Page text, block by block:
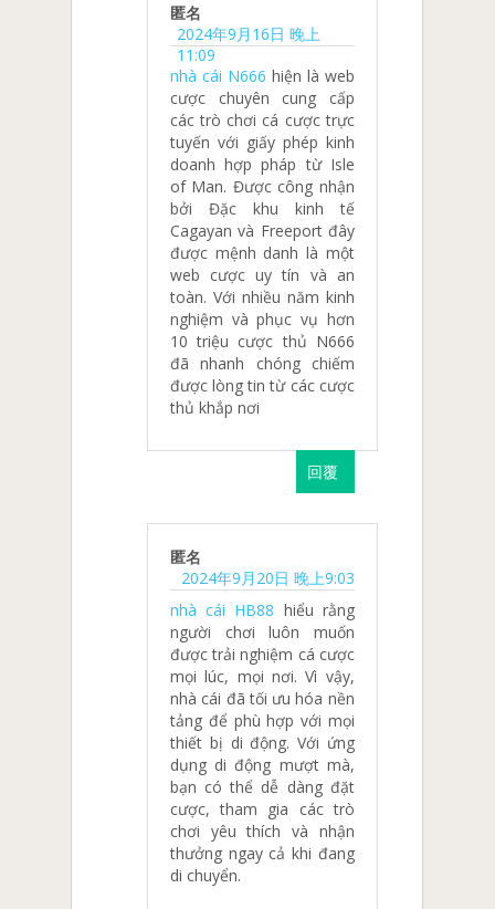
匿名
2024年9月16日 晚上
11:09
nhà cái N666 hiện là web
cược chuyên cung cấp
các trò chơi cá cược trực
tuyến với giấy phép kinh
doanh hợp pháp từ Isle
of Man. Được công nhận
bởi Đặc khu kinh tế
Cagayan và Freeport đây
được mệnh danh là một
web cược uy tín và an
toàn. Với nhiều năm kinh
nghiệm và phục vụ hơn
10 triệu cược thủ N666
đã nhanh chóng chiếm
được lòng tin từ các cược
thủ khắp nơi
回覆
匿名
2024年9月20日 晚上9:03
nhà cái HB88 hiểu rằng
người chơi luôn muốn
được trải nghiệm cá cược
mọi lúc, mọi nơi. Vì vậy,
nhà cái đã tối ưu hóa nền
tảng để phù hợp với mọi
thiết bị di động. Với ứng
dụng di động mượt mà,
bạn có thể dễ dàng đặt
cược, tham gia các trò
chơi yêu thích và nhận
thưởng ngay cả khi đang
di chuyển.